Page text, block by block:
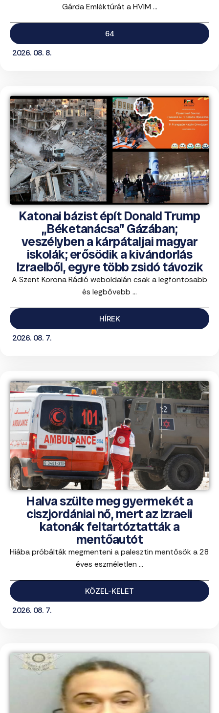
Gárda Emléktúrát a HVIM ...
64
2026. 08. 8.
Katonai bázist épít Donald Trump
„Béketanácsa” Gázában;
veszélyben a kárpátaljai magyar
iskolák; erősödik a kivándorlás
Izraelből, egyre több zsidó távozik
A Szent Korona Rádió weboldalán csak a legfontosabb
és legbővebb ...
HÍREK
2026. 08. 7.
Halva szülte meg gyermekét a
ciszjordániai nő, mert az izraeli
katonák feltartóztatták a
mentőautót
Hiába próbálták megmenteni a palesztin mentősök a 28
éves eszméletlen ...
KÖZEL-KELET
2026. 08. 7.